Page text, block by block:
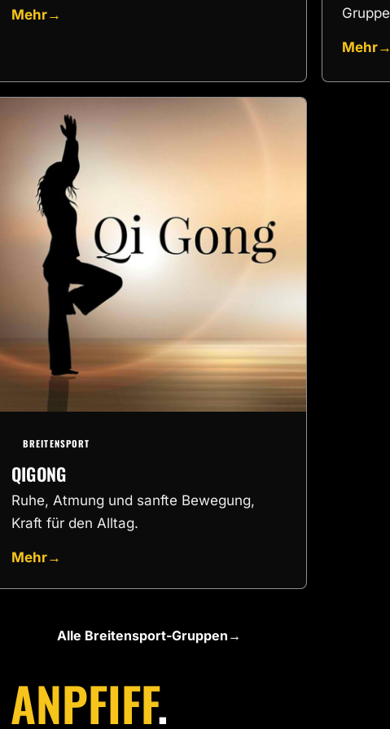
Mehr→
Mehr
BREITENSPORT
QIGONG
Ruhe, Atmung und sanfte Bewegung,
Kraft für den Alltag.
Mehr→
Alle Breitensport-Gruppen →
ANPFIFF.